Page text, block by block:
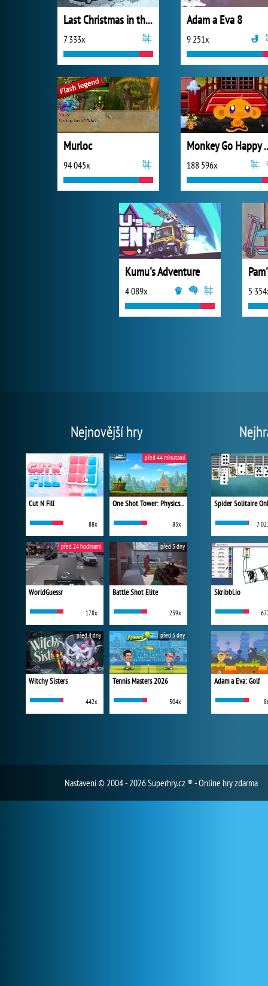
Last Christmas in the Cabin
7 333x
Adam a Eva 8
9 251x
Murloc
94 045x
Monkey
188 596x
Kumu's Adventure
4 089x 5
Nejnovější hry
Cut N Fill
88x
One Shot Tower: Physics Destroyer
83x
před 44 minutami
WorldGuessr
178x
před 24 hodinami
Battle Shot Elite
239x
před 3 dny
Witchy Sisters
442x
před 4 dny
Tennis Masters 2026
504x
před 5 dny
Spider Solitaire
7
Skribbl.io
Adam a Eva: Golf
Nastavení© 2004 - 2026 Superhry.cz ® - Online hry zdarma